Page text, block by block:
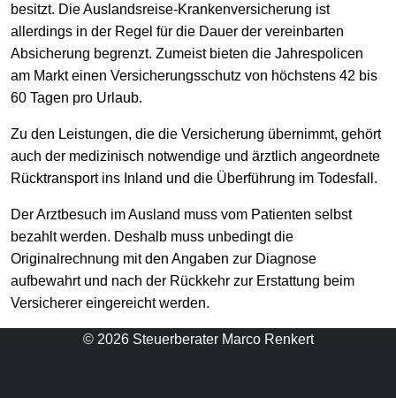
besitzt. Die Auslandsreise-Krankenversicherung ist
allerdings in der Regel für die Dauer der vereinbarten
Absicherung begrenzt. Zumeist bieten die Jahrespolicen
am Markt einen Versicherungsschutz von höchstens 42 bis
60 Tagen pro Urlaub.
Zu den Leistungen, die die Versicherung übernimmt, gehört
auch der medizinisch notwendige und ärztlich angeordnete
Rücktransport ins Inland und die Überführung im Todesfall.
Der Arztbesuch im Ausland muss vom Patienten selbst
bezahlt werden. Deshalb muss unbedingt die
Originalrechnung mit den Angaben zur Diagnose
aufbewahrt und nach der Rückkehr zur Erstattung beim
Versicherer eingereicht werden.
© 2026 Steuerberater Marco Renkert